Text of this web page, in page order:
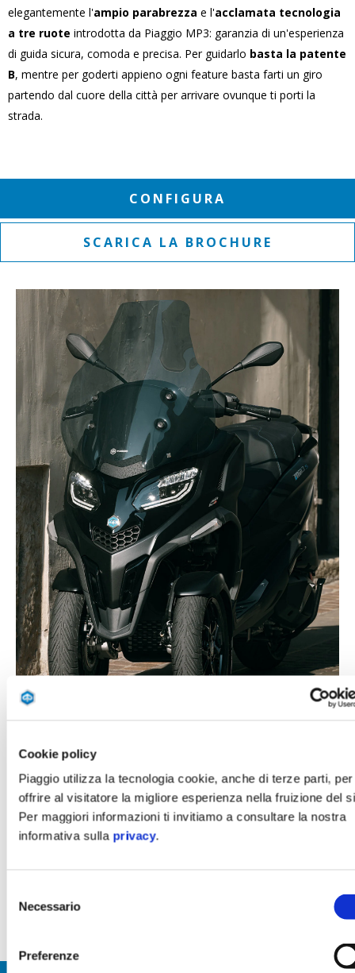
Cookie policy
Piaggio utilizza la tecnologia cookie, anche di terze parti, per
offrire al visitatore la migliore esperienza nella fruizione del
Per maggiori informazioni ti invitiamo a consultare la nostra
informativa sulla privacy.
delNecessario
Preferenze
elegantemente l'ampio parabrezza e l'acclamata tecnologia
a tre ruote introdotta da Piaggio MP3: garanzia di un'esperienza
di guida sicura, comoda e precisa. Per guidarlo basta la patente
B, mentre per goderti appieno ogni feature basta farti un giro
partendo dal cuore della città per arrivare ovunque ti porti la
strada.
CONFIGURA
SCARICA LA BROCHURE